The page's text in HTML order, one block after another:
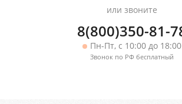
или звоните
8(800)350-81-
Пн-Пт, с 10:00 до 18:00
Звонок по РФ бесплатный